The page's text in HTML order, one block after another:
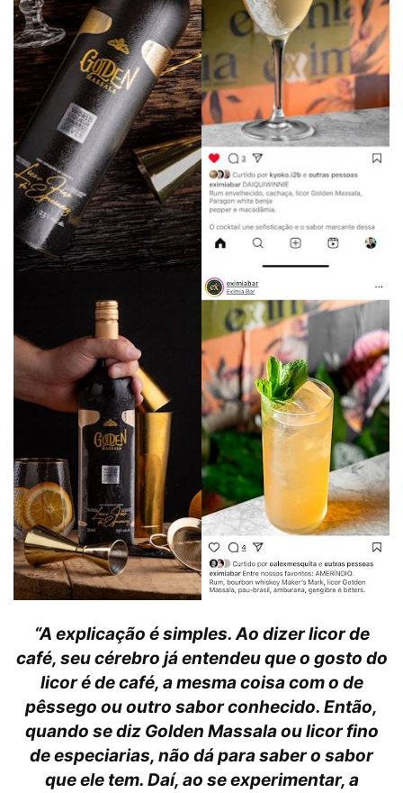
“A explicação é simples. Ao dizer licor de
café, seu cérebro já entendeu que o gosto do
licor é de café, a mesma coisa com o de
pêssego ou outro sabor conhecido. Então,
quando se diz Golden Massala ou licor fino
de especiarias, não dá para saber o sabor
que ele tem. Daí, ao se experimentar, a